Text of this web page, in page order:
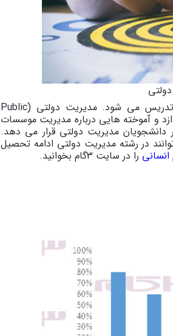
تدریس می شود. مدیریت دولتی (Public
و آموخته هایی درباره مدیریت موسسات
دانشجویان مدیریت دولتی قرار می دهد.
در رشته مدیریت دولتی ادامه تحصیل
را در سایت 3گام بخوانید.